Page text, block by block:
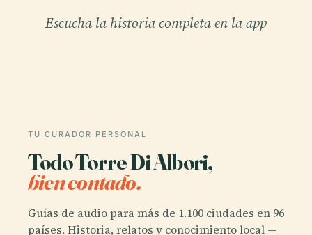
Escucha la historia completa en la app
TU CURADOR PERSONAL
Todo Torre Di Albori,
bien contado.
Guías de audio para más de 1.100 ciudades en 96
países. Historia, relatos y conocimiento local —